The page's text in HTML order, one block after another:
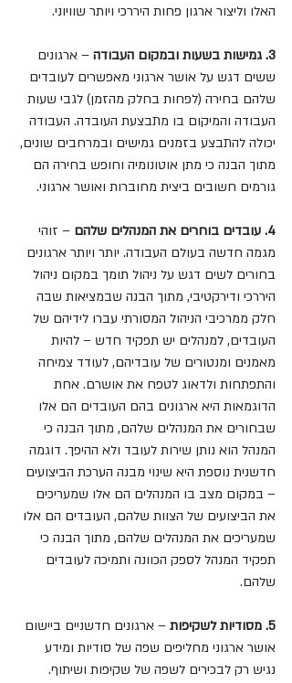
האלו וליצור ארגון פחות היררכי ויותר שוויוני.
3. גמישות בשעות ובמקום העבודה
– ארגונים
ששים דגש על אושר ארגוני מאפשרים לעובדים
שלהם בחירה (לפחות בחלק מהזמן) לגבי שעות
העבודה והמיקום בו מתבצעת העובדה. העבודה
יכולה להתבצע בזמנים גמישים ובמרחבים שונים,
מתוך הבנה כי מתן אוטונומיה וחופש בחירה הם
גורמים חשובים ביצית מחוברות ואושר ארגוני.
4. עובדים בוחרים את המנהלים שלהם
– זוהי
מגמה חדשה בעולם העבודה. יותר ויותר ארגונים
בחורים לשים דגש על ניהול תומך במקום ניהול
היררכי ודירקטיבי, מתוך הבנה שבמציאות שבה
חלק ממרכיבי הניהול המסורתי עברו לידיהם של
העובדים, למנהלים יש תפקיד חדש – להיות
מאמנים ומנטורים של עובדיהם, לעודד צמיחה
והתפתחות ולדאוג לטפח את אושרם. אחת
הדוגמאות היא ארגונים בהם העובדים הם אלו
שבחורים את המנהלים שלהם, מתוך הבנה כי
המנהל הוא נותן שירות לעובד ולא ההיפך. דוגמה
חדשנית נוספת היא שינוי מבנה הערכת הביצועים
– במקום מצב בו המנהלים הם אלו שמעריכים
את הביצועים של הצוות שלהם, העובדים הם אלו
שמעריכים את המנהלים שלהם, מתוך הבנה כי
תפקיד המנהל לספק הכוונה ותמיכה לעובדים
שלהם.
5. מסודיות לשקיפות
– ארגונים חדשניים ביישום
אושר ארגוני מחליפים שפה של סודיות ומידע
נגיש רק לבכירים לשפה של שקיפות ושיתוף.